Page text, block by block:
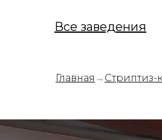
Все заведения
Главная → Стриптиз-